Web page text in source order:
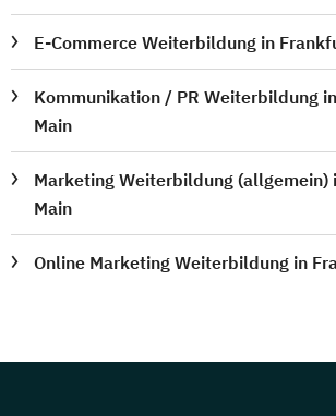
E-Commerce Weiterbildung in
Kommunikation / PR Weiterbildung
Main
Marketing Weiterbildung (allgemein)
Main
Online Marketing Weiterbildung in